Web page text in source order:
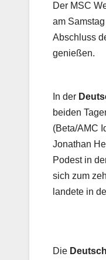
Der MSC
am
Abschluss
genießen.
In der
beiden
(Beta/AMC
Jonathan
Podest in
sich zum
landete in
Die